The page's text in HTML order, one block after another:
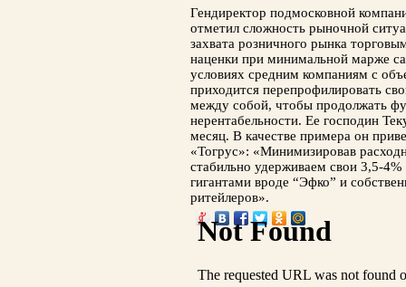
Гендиректор подмосковной
отметил сложность рыночной
захвата розничного рынка
наценки при минимальной марже
условиях средним компаниям с
приходится перепрофилировать
между собой, чтобы продолжать
нерентабельности. Ее господин
месяц. В качестве примера он
«Тогрус»: «Минимизировав
стабильно удерживаем свои 3,5-
гигантами вроде “Эфко” и
ритейлеров».